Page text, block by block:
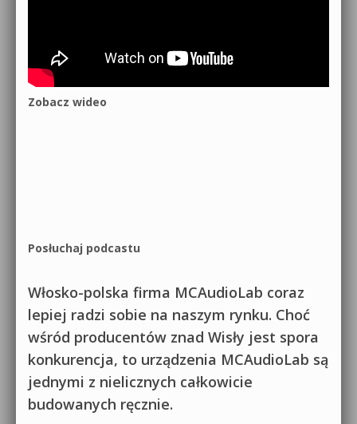
Zobacz wideo
Posłuchaj podcastu
Włosko-polska firma MCAudioLab coraz
lepiej radzi sobie na naszym rynku. Choć
wśród producentów znad Wisły jest spora
konkurencja, to urządzenia MCAudioLab są
jednymi z nielicznych całkowicie
budowanych ręcznie.